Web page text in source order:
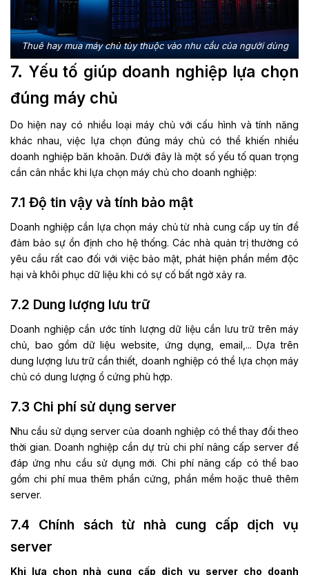
Thuê hay mua máy chủ tùy thuộc vào nhu cầu của người dùng
7. Yếu tố giúp doanh nghiệp lựa chọn
đúng máy chủ
Do hiện nay có nhiều loại máy chủ với cấu hình và tính năng
khác nhau, việc lựa chọn đúng máy chủ có thể khiến nhiều
doanh nghiệp băn khoăn. Dưới đây là một số yếu tố quan trọng
cần cân nhắc khi lựa chọn máy chủ cho doanh nghiệp:
7.1 Độ tin vậy và tính bảo mật
Doanh nghiệp cần lựa chọn máy chủ từ nhà cung cấp uy tín để
đảm bảo sự ổn định cho hệ thống. Các nhà quản trị thường có
yêu cầu rất cao đối với việc bảo mật, phát hiện phần mềm độc
hại và khôi phục dữ liệu khi có sự cố bất ngờ xảy ra.
7.2 Dung lượng lưu trữ
Doanh nghiệp cần ước tính lượng dữ liệu cần lưu trữ trên máy
chủ, bao gồm dữ liệu website, ứng dụng, email,... Dựa trên
dung lượng lưu trữ cần thiết, doanh nghiệp có thể lựa chọn máy
chủ có dung lượng ổ cứng phù hợp.
7.3 Chi phí sử dụng server
Nhu cầu sử dụng server của doanh nghiệp có thể thay đổi theo
thời gian. Doanh nghiệp cần dự trù chi phí nâng cấp server để
đáp ứng nhu cầu sử dụng mới. Chi phí nâng cấp có thể bao
gồm chi phí mua thêm phần cứng, phần mềm hoặc thuê thêm
server.
7.4 Chính sách từ nhà cung cấp dịch vụ
server
Khi lựa chọn nhà cung cấp dịch vụ server cho doanh